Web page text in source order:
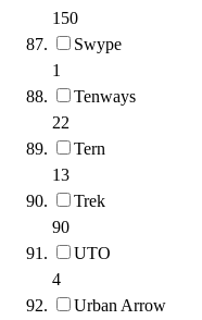
150
Swype
1
Tenways
22
Tern
13
Trek
90
UTO
4
Urban Arrow